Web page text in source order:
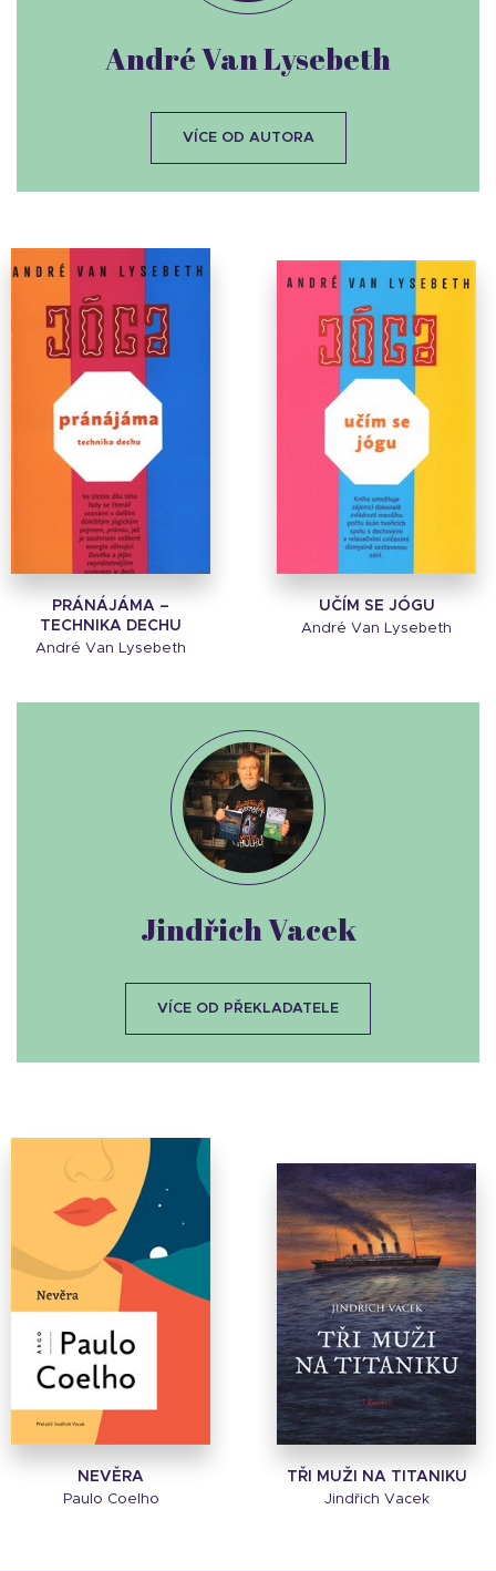
PRÁNÁJÁMA –
TECHNIKA DECHU
André Van Lysebeth
UČÍM SE JÓGU
André Van Lysebeth
André Van Lysebeth
VÍCE OD AUTORA
NEVĚRA
Paulo Coelho
TŘI MUŽI NA TITANIKU
Jindřich Vacek
Jindřich Vacek
VÍCE OD PŘEKLADATELE